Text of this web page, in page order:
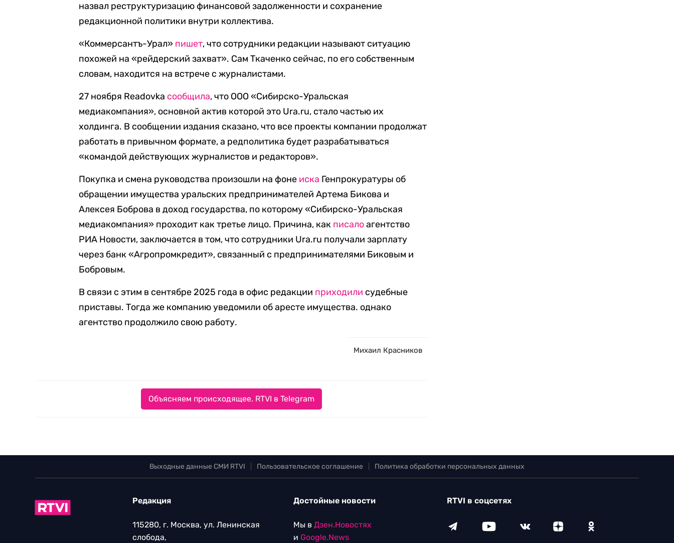
назвал реструктуризацию финансовой задолженности и сохранение
редакционной политики внутри коллектива.
«Коммерсантъ-Урал» пишет, что сотрудники редакции называют ситуацию
похожей на «рейдерский захват». Сам Ткаченко сейчас, по его собственным
словам, находится на встрече с журналистами.
27 ноября Readovka сообщила, что ООО «Сибирско-Уральская
медиакомпания», основной актив которой это Ura.ru, стало частью их
холдинга. В сообщении издания сказано, что все проекты компании продолжат
работать в привычном формате, а редполитика будет разрабатываться
«командой действующих журналистов и редакторов».
Покупка и смена руководства произошли на фоне иска Генпрокуратуры об
обращении имущества уральских предпринимателей Артема Бикова и
Алексея Боброва в доход государства, по которому «Сибирско-Уральская
медиакомпания» проходит как третье лицо. Причина, как писалоагентство
РИА Новости, заключается в том, что сотрудники Ura.ru получали зарплату
через банк «Агропромкредит», связанный с предпринимателями Биковым и
Бобровым.
В связи с этим в сентябре 2025 года в офис редакции приходили судебные
приставы. Тогда же компанию уведомили об аресте имущества. однако
агентство продолжило свою работу.
Михаил Красников
Объясняем происходящее. RTVI в Telegram
Выходные данные СМИ RTVI Пользовательское соглашение Политика обработки персональных данных
Редакция
115280, г. Москва, ул. Ленинская
слобода,
Достойные новости
Мы в Дзен.Новостях
и Google.News
RTVI в соцсетях